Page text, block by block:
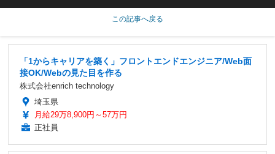
この記事へ戻る
「1からキャリアを築く」フロントエンドエンジニア/Web面
接OK/Webの見た目を作る
株式会社enrich technology
埼玉県
月給29万8,900円～57万円
正社員